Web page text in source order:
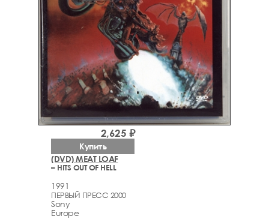
(DVD) MEAT LOAF
– HITS OUT OF HELL
1991
ПЕРВЫЙ ПРЕСС 2000
Sony
Europe
2,625 ₽
Купить